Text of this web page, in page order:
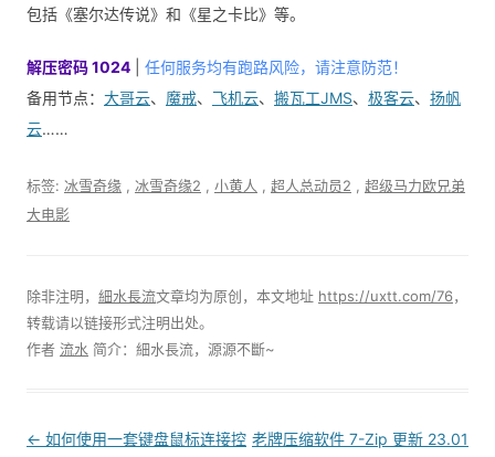
包括《塞尔达传说》和《星之卡比》等。
解压密码 1024
任何服务均有跑路风险，请注意防范！
备用节点： 大哥云、 魔戒、 飞机云、 搬瓦工JMS、 极客云、 扬帆
云……
标签: 冰雪奇缘 冰雪奇缘2 小黄人 超人总动员2
超级马力欧兄弟
大电影
除非注明， 細水長流文章均为原创，本文地址 https://uxtt.com/76，
转载请以链接形式注明出处。
作者 流水 简介：細水長流，源源不斷~
Post
← 如何使用一套键盘鼠标连接控 老牌压缩软件 7-Zip 更新 23.01